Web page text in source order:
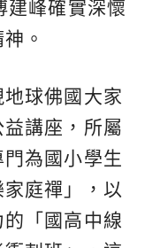
建峰確實深懷
。
球佛國大家
講座，所屬
為國小學生
庭禪」，以
「國高中線